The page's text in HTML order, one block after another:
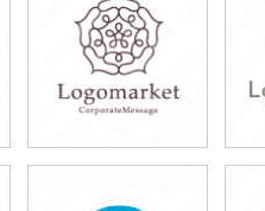
49,800円
(税込54,780円)